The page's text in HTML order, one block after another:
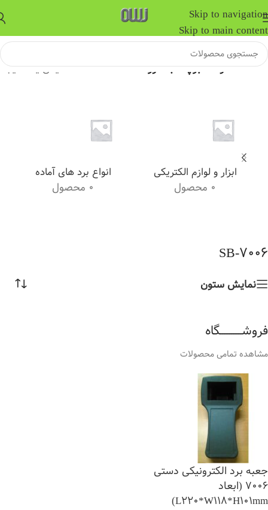
Skip to navigation
Skip to main content
خانه/محصولات برچسب خورده “SB-7006” نمایش یک نتیجه
ابزار و لوازم الکتریکی
0 محصول
انواع برد های آماده
0 محصول
SB-7006
نمایش ستون
فروشــــــــــــگاه
مشاهده تمامی محصولات
جعبه برد الکترونیکی دستی
7006 (ابعاد
L220*W118*H101mm)